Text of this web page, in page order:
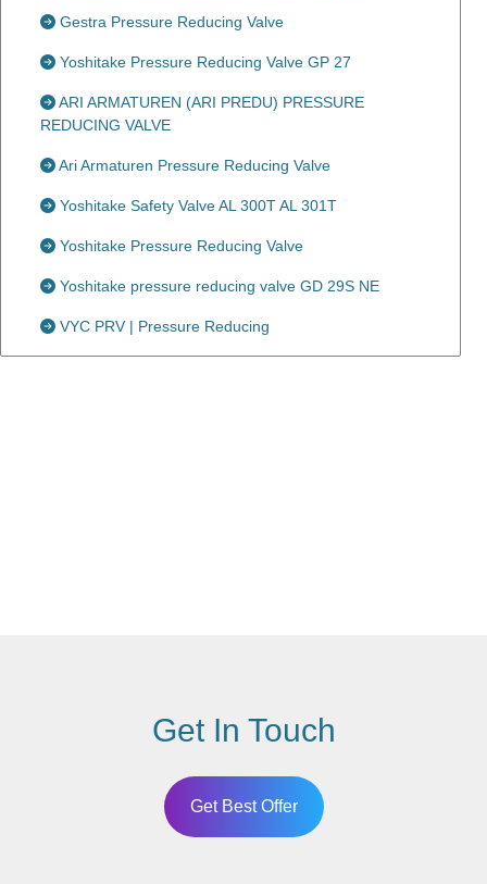
Gestra Pressure Reducing Valve
Yoshitake Pressure Reducing Valve GP 27
ARI ARMATUREN (ARI PREDU) PRESSURE
REDUCING VALVE
Ari Armaturen Pressure Reducing Valve
Yoshitake Safety Valve AL 300T AL 301T
Yoshitake Pressure Reducing Valve
Yoshitake pressure reducing valve GD 29S NE
VYC PRV | Pressure Reducing
Get In Touch
Get Best Offer